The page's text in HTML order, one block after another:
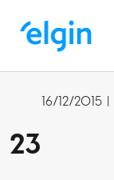
16/12/2015 |
23